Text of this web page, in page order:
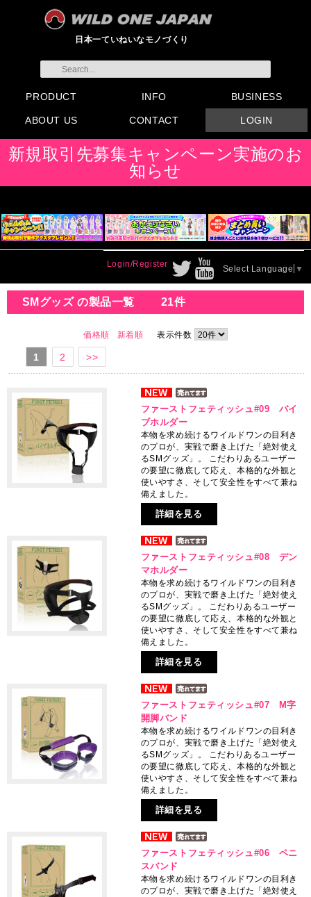
日本一ていねいなモノづくり
PRODUCT
すべてのグッズ
新製品
発売前製品
デンマ
ニップルドーム他
ローター
バイブ
オナホール
ラブドール
サポート
矯正リング
ローション
ラブサプリ
ディルド
アナル
SMグッズ
日本製グッズ
その他グッズ
INFO
製品情報
お知らせ
イベント・展示会
メディア掲載
BUSINESS
会員登録
注文方法・卸売りについ
FAX注文書
カタログ
販促物配布
代理店契約について
ABOUT US
会社概要
よくある質問
取り扱い店リスト
CONTACT
お問い合わせ
付属品販売(一般のお客様
向け)
アイディア募集
LOGIN
新規取引先募集キャンペーン実施のお
知らせ
Login/Register
Select Language ▼
SMグッズ の製品一覧 21件
価格順 新着順 表示件数
1 2 >>
ファーストフェティッシュ#09 バイ
ブホルダー
本物を求め続けるワイルドワンの目利き
のプロが、実戦で磨き上げた「絶対使え
るSMグッズ」。 こだわりあるユーザー
の要望に徹底して応え、本格的な外観と
使いやすさ、そして安全性をすべて兼ね
備えました。
詳細を見る
ファーストフェティッシュ#08 デン
マホルダー
本物を求め続けるワイルドワンの目利き
のプロが、実戦で磨き上げた「絶対使え
るSMグッズ」。 こだわりあるユーザー
の要望に徹底して応え、本格的な外観と
使いやすさ、そして安全性をすべて兼ね
備えました。
詳細を見る
ファーストフェティッシュ#07 M字
開脚バンド
本物を求め続けるワイルドワンの目利き
のプロが、実戦で磨き上げた「絶対使え
るSMグッズ」。 こだわりあるユーザー
の要望に徹底して応え、本格的な外観と
使いやすさ、そして安全性をすべて兼ね
備えました。
詳細を見る
ファーストフェティッシュ#06 ペニ
スバンド
本物を求め続けるワイルドワンの目利き
のプロが、実戦で磨き上げた「絶対使え